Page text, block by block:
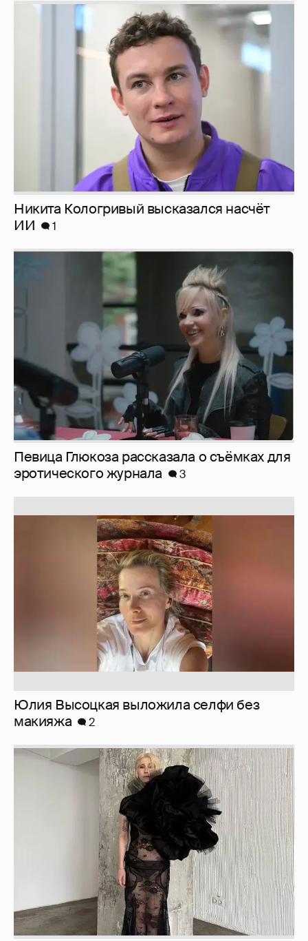
Никита Кологривый высказался насчёт
ИИ
1
Певица Глюкоза рассказала о съёмках для
эротического журнала
3
Юлия Высоцкая выложила селфи без
макияжа
2